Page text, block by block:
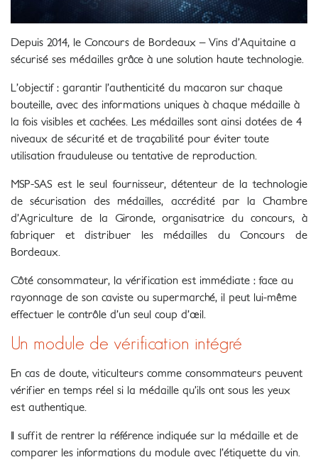
Depuis 2014, le Concours de Bordeaux – Vins d’Aquitaine a
sécurisé ses médailles grâce à une solution haute technologie.
L’objectif : garantir l’authenticité du macaron sur chaque
bouteille, avec des informations uniques à chaque médaille à
la fois visibles et cachées. Les médailles sont ainsi dotées de 4
niveaux de sécurité et de traçabilité pour éviter toute
utilisation frauduleuse ou tentative de reproduction.
MSP-SAS est le seul fournisseur, détenteur de la technologie
de sécurisation des médailles, accrédité par la Chambre
d’Agriculture de la Gironde, organisatrice du concours, à
fabriquer et distribuer les médailles du Concours de
Bordeaux.
Côté consommateur, la vérification est immédiate : face au
rayonnage de son caviste ou supermarché, il peut lui-même
effectuer le contrôle d’un seul coup d’œil.
Un module de vérification intégré
En cas de doute, viticulteurs comme consommateurs peuvent
vérifier en temps réel si la médaille qu’ils ont sous les yeux
est authentique.
Il suffit de rentrer la référence indiquée sur la médaille et de
comparer les informations du module avec l’étiquette du vin.